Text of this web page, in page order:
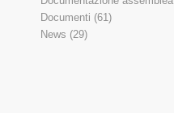
Documenti (61)
News (29)